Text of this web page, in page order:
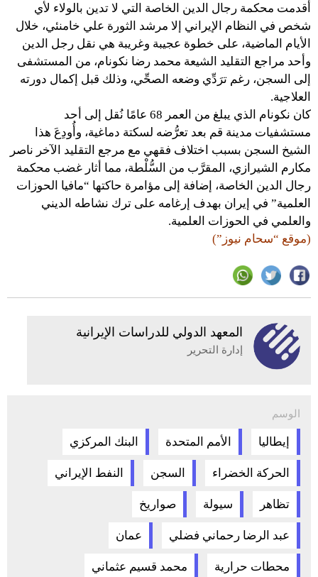
أقدمت محكمة رجال الدين الخاصة التي لا تدين بالولاء لأي
شخص في النظام الإيراني إلا مرشد الثورة علي خامنئي، خلال
الأيام الماضية، على خطوة عجيبة وغريبة هي نقل رجل الدين
وأحد مراجع التقليد الشيعة محمد رضا نكونام، من المستشفى
إلى السجن، رغم ترَدِّي وضعه الصحِّي، وذلك قبل إكمال دورته
العلاجية.
كان نكونام الذي يبلغ من العمر 68 عامًا نُقل إلى أحد
مستشفيات مدينة قم بعد تعرُّضه لسكتة دماغية، وأُودِعَ هذا
الشيخ السجن بسبب اختلاف فقهي مع مرجع التقليد الآخر ناصر
مكارم الشيرازي، المقرَّب من السُّلْطة، مما أثار غضب محكمة
رجال الدين الخاصة، إضافة إلى مؤامرة حاكتها “مافيا الحوزات
العلمية” في إيران بهدف إرغامه على ترك نشاطه الديني
والعلمي في الحوزات العلمية.
(موقع “سحام نيوز”)
المعهد الدولي للدراسات الإيرانية
إدارة التحرير
الوسم
إيطاليا الأمم المتحدة البنك المركزي
الحركة الخضراء السجن النفط الإيراني
تظاهر سيولة صواريخ
عبد الرضا رحماني فضلي عمان
محطات حرارية محمد قسيم عثماني